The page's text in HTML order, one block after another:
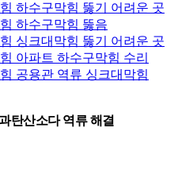
하수구막힘 뚫기 어려운 곳
하수구막힘 뚫음
싱크대막힘 뚫기 어려운 곳
아파트 하수구막힘 수리
공용관 역류 싱크대막힘
탄산소다 역류 해결